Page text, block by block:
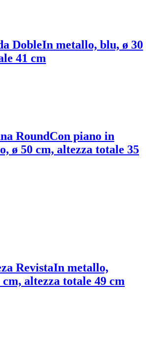
DobleIn metallo, blu, ø 30
41 cm
RoundCon piano in
ø 50 cm, altezza totale 35
RevistaIn metallo,
altezza totale 49 cm